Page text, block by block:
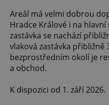
Areál má velmi dobrou
Hradce Králové i na
zastávka se nachází
vlaková zastávka přibližně
bezprostředním okolí je
a obchod.
K dispozici od 1. září 2026.